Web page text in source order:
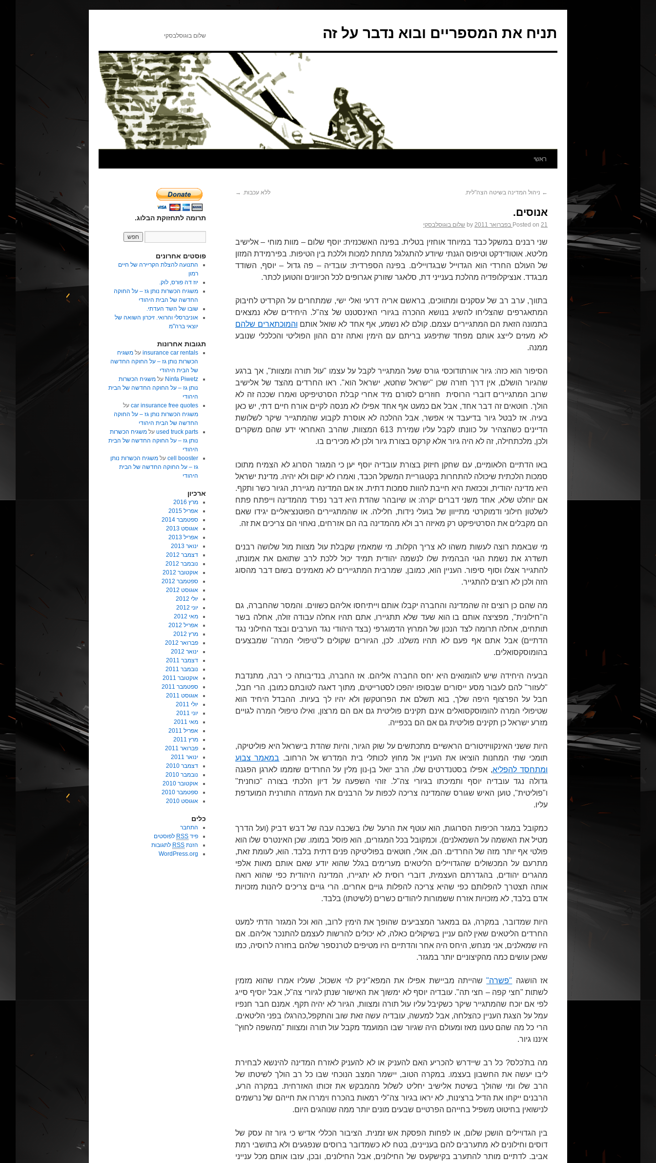
תניח את המספריים ובוא נדבר על זה שלום בוגוסלבסקי
ראשי
← ניהול המדינה בשיטה הצה"לית. ללא עכבות. →
אנוסים.
Posted on 21 בפברואר 2011 by שלום בוגוסלבסקי
שני רבנים במשקל כבד במיוחד אוחזין בטלית. בפינה האשכנזית: יוסף שלום – מוות מוחי – אלישיב
מליטא. אוטודידקט וטיפוס הגנתי שיודע להתגלגל מתחת למכות וללכת בין הטיפות. בפירמידת המזון
של העולם החרדי הוא הגדוייל שבגדויילים. בפינה הספרדית: עובדיה – פה גדול – יוסף, השודד
מבגדד. אנציקלופדיה מהלכת בענייני דת, סלאגר שזורק אגרופים לכל הכיוונים והטוען לכתר.
בתווך, ערב רב של עסקנים ומתווכים, בראשם אריה דרעי ואלי ישי, שמתחרים על הקרדיט לחיבוק
המתאגרפים שהצליחו להשיג בנושא ההכרה בגיורי האינסטנט של צה"ל. היחידים שלא נמצאים
בתמונה הזאת הם המתגיירים עצמם. קולם לא נשמע, אף אחד לא שואל אותם והמוכתארים שלהם
לא מעזים לייצג אותם מפחד שתיפגע בריתם עם הימין ואתה זרם ההון הפוליטי והכלכלי שנובע
ממנה.
הסיפור הוא כזה: גיור אורתודוכסי גורס שעל המתגייר לקבל על עצמו "עול תורה ומצוות", אך ברגע
שהגיור הושלם, אין דרך חזרה שכן "ישראל שחטא, ישראל הוא". ראו החרדים מהצד של אלישיב
שרוב המתגיירים דוברי הרוסית חוזרים לסורם מיד אחרי קבלת הסרטיפיקט ואמרו שככה זה לא
הולך. חוטאים זה דבר אחד, אבל אם כמעט אף אחד אפילו לא מנסה לקיים אורח חיים דתי, יש כאן
בעיה. אז לבטל גיור בדיעבד אי אפשר, אבל ההלכה לא אוסרת לקבוע שהמתגייר שיקר לשלושת
הדיינים כשהצהיר על כוונתו לקבל עליו שמירת 613 המצוות, שהרב האחראי ידע שהם משקרים
ולכן, מלכתחילה, זה לא היה גיור אלא קרקס בצורת גיור ולכן לא מכירים בו.
באו הדתיים הלאומיים, עם שחקן חיזוק בצורת עובדיה יוסף יען כי המגזר הסרוג לא הצמיח מתוכו
סמכות הלכתית שיכולה להתחרות בקטגוריית המשקל הכבד, ואמרו לא יקום ולא יהיה. מדינת ישראל
היא מדינה יהודית, וככזאת היא חייבת להוות סמכות דתית. אז אם המדינה מגיירת, הגיור כשר ותקף.
אם יוחלט שלא, אחד משני דברים יקרה: או שיובהר שהדת היא דבר נפרד מהמדינה וייפתח פתח
לשלטון חילוני ודמוקרטי מתייוון של בועלי נידות, חלילה. או שהמתגיירים הפוטנציאליים יגידו שאם
הם מקבלים את הסרטיפיקט רק מאיזה רב ולא מהמדינה בה הם אזרחים, נאחוי הם צריכים את זה.
מי שבאמת רוצה לעשות משהו לא צריך הקלות. מי שמאמין שקבלת עול מצוות מול שלושה רבנים
תשדרג את נשמת הגוי הבהמית שלו לנשמה יהודית תמיד יכול ללכת לרב שתואם את אמונתו,
להתגייר אצלו וסוף סיפור. העניין הוא, כמובן, שמרבית המתגיירים לא מאמינים בשום דבר מהסוג
הזה ולכן לא רוצים להתגייר.
מה שהם כן רוצים זה שהמדינה והחברה יקבלו אותם וייתיחסו אליהם כשווים. והמסר שהחברה, גם
ה"חילונית", מפציצה אותם בו הוא שעד שלא תתגיירו, אתם תהיו אחלה עבודה זולה, אחלה בשר
תותחים, אחלה תרומה לצד הנכון של המרוץ הדמוגרפי (בצד היהודי נגד הערבים ובצד החילוני נגד
הדתיים) אבל אתם אף פעם לא תהיו משלנו. לכן, הגיורים שקולים ל"טיפולי המרה" שמבצעים
בהומוסקסואלים.
הבעיה היחידה שיש להומואים היא יחס החברה אליהם. אז החברה, בנדיבותה כי רבה, מתנדבת
"לעזור" להם לעבור מסע ייסורים שבסופו יהפכו לסטרייטים, מתוך דאגה לטובתם כמובן. הרי חבל,
חבל על הפרצוף היפה שלך, בוא תשלם את הפרוטקשן ולא יהיו לך בעיות. ההבדל היחיד הוא
שטיפולי המרה להומוסקסואלים אינם תקינים פוליטית גם אם הם מרצון, ואילו טיפולי המרה לגויים
מזרע ישראל כן תקינים פוליטית גם אם הם בכפייה.
היות ששני האינקוויזיטורים הראשיים מתכתשים על שוק הגיור, והיות שהדת בישראל היא פוליטיקה,
תומכי שתי המחנות הוציאו את העניין אל מחוץ לכותלי בית המדרש אל הרחוב. במאמר צבוע
ומתחסד להפליא, אפילו בסטנדרטים שלו, הרב יואל בן-נון מלין על החרדים שזממו לארגן הפגנה
גדולה נגד עובדיה יוסף ותמיכתו בגיורי צה"ל. זוהי השפעה על דיון הלכתי בצורה "כוחנית"
ו"פוליטית", טוען האיש שגורס שהמדינה צריכה לכפות על הרבנים את העמדה התורנית המועדפת
עליו.
כמקובל במגזר הכיפות הסרוגות, הוא עוטף את הרעל שלו בשכבה עבה של דבש דביק (ועל הדרך
מטיל את האשמה על השמאלנים). וכמקובל בכל המגזרים, הוא פוסל במומו. שכן האינטרס שלו הוא
פולטי אף יותר מזה של החרדים. הם, אולי, חוטאים בפוליטיקה פנים דתית בלבד. הוא, לעומת זאת,
מתרעם על המכשולים שהגדויילים הליטאים מערימים בגלל שהוא יודע שאם אותם מאות אלפי
מהגרים יהודים, בהגדרתם העצמית, דוברי רוסית לא יתגיירו, המדינה היהודית כפי שהוא רואה
אותה תצטרך להפלותם כפי שהיא צריכה להפלות גויים אחרים. הרי גויים צריכים ליהנות מזכויות
אדם בלבד, לא מזכויות אזרח ששמורות ליהודים כשרים (לשיטתו) בלבד.
היות שמדובר, במקרה, גם במאגר המצביעים שהופך את הימין לרוב, הוא וכל המגזר הדתי למעט
החרדים הליטאים שאין להם עניין בשיקולים כאלה, לא יכולים להרשות לעצמם להתנכר אליהם. אם
היו שמאלנים, אני מנחש, היחס היה אחר והדתיים היו מטיפים לטרנספר שלהם בחזרה לרוסיה, כמו
שאכן עושים כמה מהקיצוניים יותר במגזר.
אז הושגה "פשרה"שהייתה מביישת אפילו את המפא"יניק לוי אשכול, שעליו אמרו שהוא מזמין
לשתות "חצי קפה – חצי תה". עובדיה יוסף לא ימשוך את האישור שנתן לגיורי צה"ל, אבל יוסיף סייג
לפי אם יוכח שהמתגייר שיקר כשקיבל עליו עול תורה ומצוות, הגיור לא יהיה תקף. אמנם חבר חנפיו
עמל על הצגת העניין כהצלחה, אבל למעשה, עובדיה עשה זאת שוב והתקפל,כהרגלו בפני הליטאים.
הרי כל מה שהם טענו מאז ומעולם היה שגיור שבו המועמד מקבל עול תורה ומצוות "מהשפה לחוץ"
איננו גיור.
מה בת'כלס? כל רב שיידרש להכריע האם להעניק או לא להעניק לאזרח המדינה להינשא לבחירת
ליבו יעשה את החשבון בעצמו. במקרה הטוב, יישמר המצב הנוכחי שבו כל רב הולך לשיטתו של
הרב שלו ומי שהולך בשיטת אלישיב יחליט לשלול מהמבקש את זכותו האזרחית. במקרה הרע,
הרבנים ייקחו את הדיל ברצינות, לא יראו בגיור צה"לי רמאות בהכרח וימררו את חייהם של נרשמים
לנישואין בחיטוט משפיל בחייהם הפרטיים שבעים מונים יותר ממה שנוהגים היום.
בין הגדויילים הושכן שלום, או לפחות הפסקת אש זמנית. הציבור הכללי אדיש כי גיור זה עסק של
דוסים וחילונים לא מתערבים להם בעניינים, בטח לא כשמדובר ברוסים שנפגעים ולא בתושבי רמת
אביב. לדתיים מותר להתערב בקישקעס של החילונים, אבל החילונים, ובכן, עזבו אותם מכל ענייני
תרומה לתחזוקת הבלוג.
פוסטים אחרונים
התנועה להצלת הקריירה של חיים
רמון
יוז דה פורס, לוק.
משגיח הכשרות נותן גז – על החוקה
החדשה של הבית היהודי
שובו של השד העדתי.
אוניברסלי והרואי. זיכרון השואה של
יוצאי ברה"מ
תגובות אחרונות
insurance car rentalsעל משגיח
הכשרות נותן גז – על החוקה החדשה
של הבית היהודי
Ninfa Piwetz על משגיח הכשרות
נותן גז – על החוקה החדשה של הבית
היהודי
car insurance free quotesעל
משגיח הכשרות נותן גז – על החוקה
החדשה של הבית היהודי
used truck partsעל משגיח הכשרות
נותן גז – על החוקה החדשה של הבית
היהודי
cell boosterעל משגיח הכשרות נותן
גז – על החוקה החדשה של הבית
היהודי
ארכיון
מרץ 2016
אפריל 2015
ספטמבר 2014
אוגוסט 2013
אפריל 2013
ינואר 2013
דצמבר 2012
נובמבר 2012
אוקטובר 2012
ספטמבר 2012
אוגוסט 2012
יולי 2012
יוני 2012
מאי 2012
אפריל 2012
מרץ 2012
פברואר 2012
ינואר 2012
דצמבר 2011
נובמבר 2011
אוקטובר 2011
ספטמבר 2011
אוגוסט 2011
יולי 2011
יוני 2011
מאי 2011
אפריל 2011
מרץ 2011
פברואר 2011
ינואר 2011
דצמבר 2010
נובמבר 2010
אוקטובר 2010
ספטמבר 2010
אוגוסט 2010
כלים
התחבר
פיד RSS לפוסטים
הזנת RSS לתגובות
WordPress.org